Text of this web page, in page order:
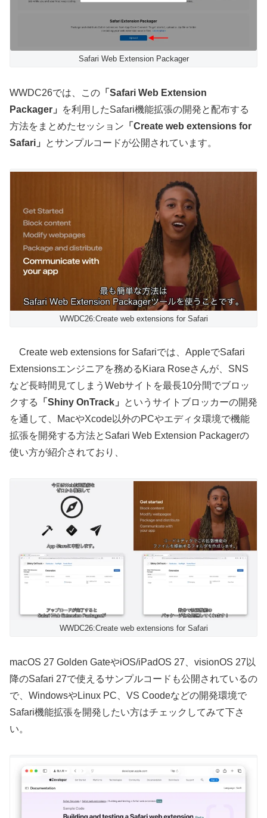
Safari Web Extension Packager
WWDC26では、この 「Safari Web Extension
Packager」
を利用したSafari機能拡張の開発と配布する
方法をまとめたセッション 「Create web extensions for
Safari」
とサンプルコードが公開されています。
WWDC26:Create web extensions for Safari
Create web extensions for Safariでは、AppleでSafari
Extensionsエンジニアを務めるKiara Roseさんが、SNS
など長時間見てしまうWebサイトを最長10分間でブロッ
クする
「Shiny OnTrack」
というサイトブロッカーの開発
を通して、MacやXcode以外のPCやエディタ環境で機能
拡張を開発する方法とSafari Web Extension Packagerの
使い方が紹介されており、
WWDC26:Create web extensions for Safari
macOS 27 Golden GateやiOS/iPadOS 27、visionOS 27以
降のSafari 27で使えるサンプルコードも公開されているの
で、WindowsやLinux PC、VS Coodeなどの開発環境で
Safari機能拡張を開発したい方はチェックしてみて下さ
い。